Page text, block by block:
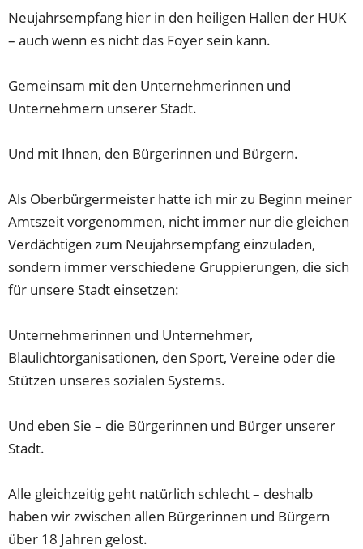
Neujahrsempfang hier in den heiligen Hallen der HUK
– auch wenn es nicht das Foyer sein kann.
Gemeinsam mit den Unternehmerinnen und
Unternehmern unserer Stadt.
Und mit Ihnen, den Bürgerinnen und Bürgern.
Als Oberbürgermeister hatte ich mir zu Beginn meiner
Amtszeit vorgenommen, nicht immer nur die gleichen
Verdächtigen zum Neujahrsempfang einzuladen,
sondern immer verschiedene Gruppierungen, die sich
für unsere Stadt einsetzen:
Unternehmerinnen und Unternehmer,
Blaulichtorganisationen, den Sport, Vereine oder die
Stützen unseres sozialen Systems.
Und eben Sie – die Bürgerinnen und Bürger unserer
Stadt.
Alle gleichzeitig geht natürlich schlecht – deshalb
haben wir zwischen allen Bürgerinnen und Bürgern
über 18 Jahren gelost.